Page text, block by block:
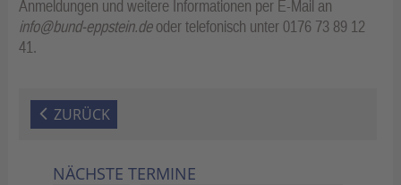
Anmeldungen und weitere Informationen per E-Mail an
info@bund-eppstein.deoder telefonisch unter 0176 73 89 12
41.
ZURÜCK
NÄCHSTE TERMINE